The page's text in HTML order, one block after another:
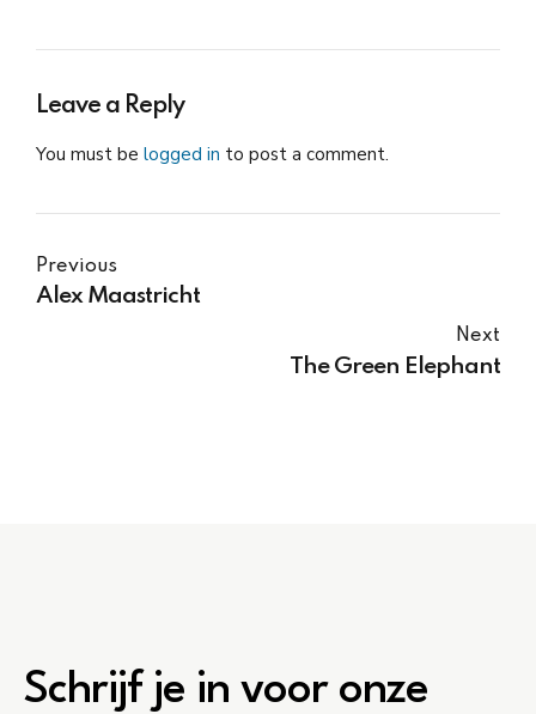
Leave a Reply
You must be logged in to post a comment.
Previous
Alex Maastricht
Next
The Green Elephant
Schrijf je in voor onze